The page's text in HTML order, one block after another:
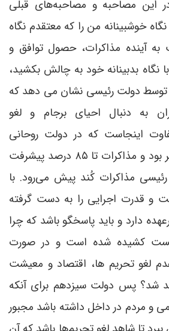
مصاحبه و مصاحبه‌های قبلی
خوشبینانه من را که معتقدم نگاه
به آینده مذاکرات، حصول توافق و
نگاه بدبینانه خود به چالش بکشید،
اما همین بودجه ۱۴۰۱ توسط دولت رئیسی نشان می دهد که
به دنبال احیای برجام و لغو
اینجاست که در دولت روحانی
قدری سرعت کار بیشتر بود و مذاکرات تا ۸۵ درصد پیشرفت
مذاکرات کُند پیش می‌رود. با
و قدرت اجرایی را به دست گرفته
دارد و باید پاسخگو باشد که چرا
کشیده شده است و در صورت
لغو تحریم ها، اقتصاد و معیشت
شد؟ پس دولت سیزدهم برای آنکه
و مردم در داخل داشته باشد مجبور